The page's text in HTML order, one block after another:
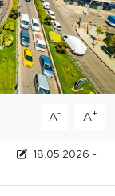
A- A+
18.05.2026 -